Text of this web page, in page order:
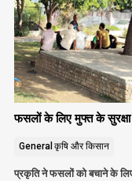
फसलों के लिए मुफ्त के
General कृषि और किसान
प्रकृति ने फसलों को बचाने के